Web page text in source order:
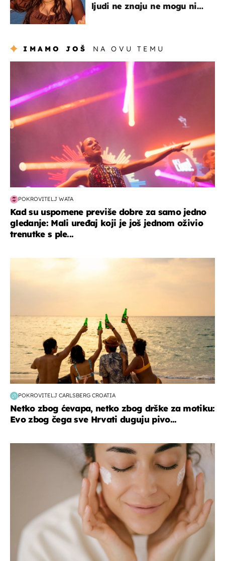
ljudi ne znaju ne mogu ni
IMAMO JOŠ NA OVU TEMU
POKROVITELJ WATA
Kad su uspomene previše dobre za samo jedno
gledanje: Mali uređaj koji je još jednom oživio
trenutke s ple...
POKROVITELJ CARLSBERG CROATIA
Netko zbog ćevapa, netko zbog drške za motiku:
Evo zbog čega sve Hrvati duguju pivo...
moda & ljepota